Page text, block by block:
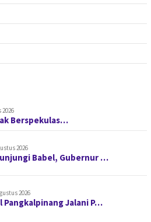
2026
Berspekulas…
2026
Babel, Gubernur …
2026
Pangkalpinang Jalani P…